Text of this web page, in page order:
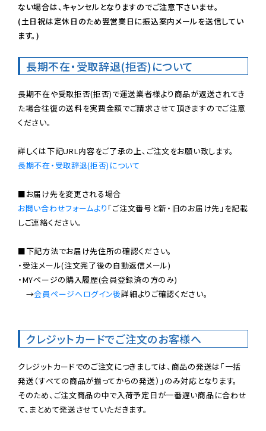
ない場合は、キャンセルとなりますのでご注意下さいませ。
(土日祝は定休日のため翌営業日に振込案内メールを送信してい
ます。)
長期不在・受取辞退(拒否)について
長期不在や受取拒否(拒否)で運送業者様より商品が返送されてき
た場合往復の送料を実費金額でご請求させて頂きますのでご注意
ください。
長期不在・受取辞退(拒否)について
お問い合わせフォームより 「ご注文番号と新・旧のお届け先」を記載
しご連絡ください。
■下記方法でお届け先住所の確認ください。
・受注メール(注文完了後の自動返信メール)
・MYページの購入履歴(会員登録済の方のみ)
→会員ページへログイン後詳細よりご確認ください。
クレジットカードでご注文のお客様へ
クレジットカードでのご注文につきましては、商品の発送は「一括
発送（すべての商品が揃ってからの発送）」のみ対応となります。
そのため、ご注文商品の中で入荷予定日が一番遅い商品に合わせ
て、まとめて発送させていただきます。